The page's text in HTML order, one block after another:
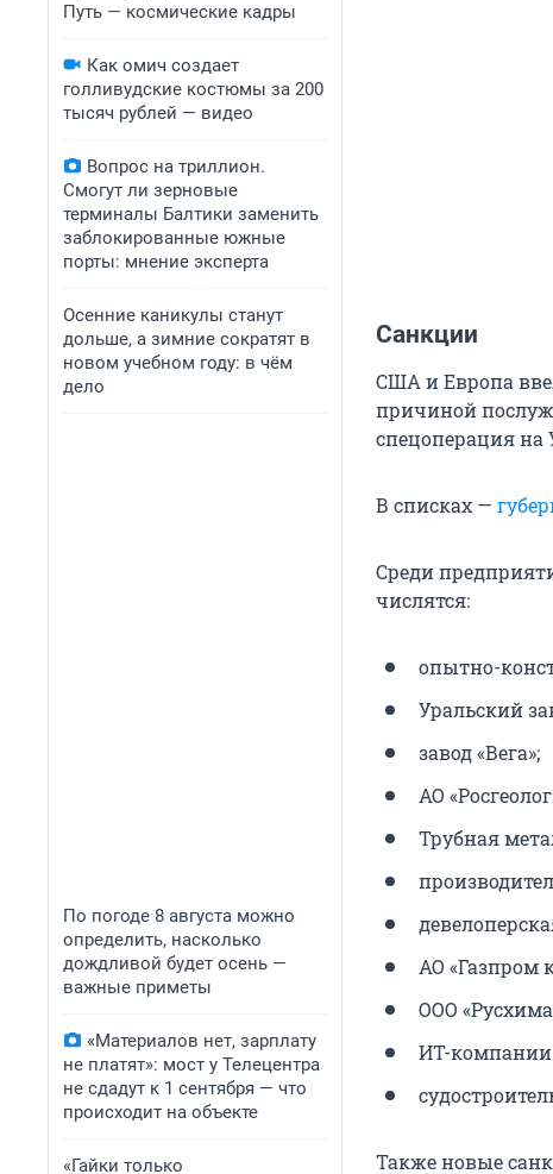
Путь — космические кадры
Как омич создает
голливудские костюмы за 200
тысяч рублей — видео
Вопрос на триллион.
Смогут ли зерновые
терминалы Балтики заменить
заблокированные южные
порты: мнение эксперта
Осенние каникулы станут
дольше, а зимние сократят в
новом учебном году: в чём
дело
По погоде 8 августа можно
определить, насколько
дождливой будет осень —
важные приметы
«Материалов нет, зарплату
не платят»: мост у Телецентра
не сдадут к 1 сентября — что
происходит на объекте
«Гайки только
Санкции
США и Европа
причиной
спецоперация на
В списках —
Среди
числятся:
опытно-
Уральский
завод «Вега»;
АО
Трубная
АО «Газпром
ООО
ИТ-компании
Также новые